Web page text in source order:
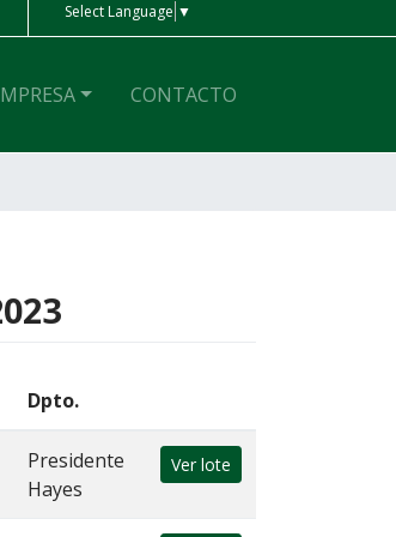
Real| Compra: 1.100 Gs. | Venta:
Select Language ▼
CONTACTO
Dpto.
Presidente
Hayes
Ver lote